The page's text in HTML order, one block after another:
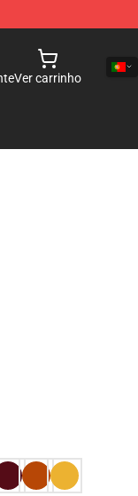
Ver carrinho